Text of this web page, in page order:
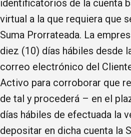
identificatorios de la cuenta
virtual a la que requiera que
Suma Prorrateada. La
diez (10) días hábiles desde
correo electrónico del
Activo para corroborar que
de tal y procederá – en el
días hábiles de efectuada la
depositar en dicha cuenta la